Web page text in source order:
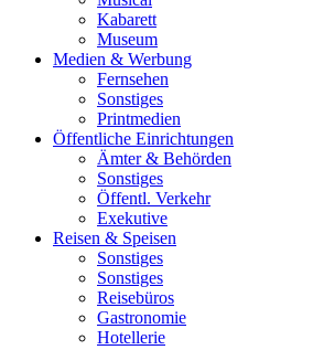
Kabarett
Museum
Medien & Werbung
Fernsehen
Sonstiges
Printmedien
Öffentliche Einrichtungen
Ämter & Behörden
Sonstiges
Öffentl. Verkehr
Exekutive
Reisen & Speisen
Sonstiges
Sonstiges
Reisebüros
Gastronomie
Hotellerie